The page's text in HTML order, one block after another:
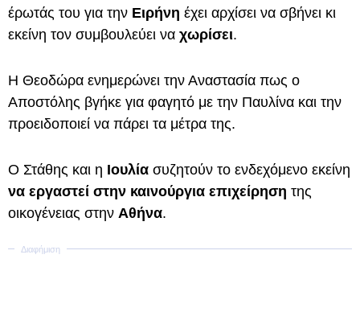
έρωτάς του για την Ειρήνη έχει αρχίσει να σβήνει κι
εκείνη τον συμβουλεύει να χωρίσει.
Η Θεοδώρα ενημερώνει την Αναστασία πως ο
Αποστόλης βγήκε για φαγητό με την Παυλίνα και την
προειδοποιεί να πάρει τα μέτρα της.
Ο Στάθης και η Ιουλία συζητούν το ενδεχόμενο εκείνη
να εργαστεί στην καινούργια επιχείρηση της
οικογένειας στην Αθήνα.